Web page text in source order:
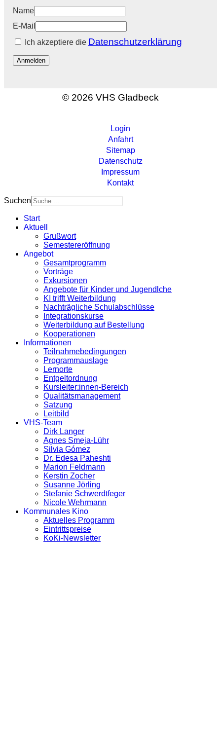
Name
E-Mail
Ich akzeptiere die Datenschutzerklärung
Anmelden
© 2026 VHS Gladbeck
Login
Anfahrt
Sitemap
Datenschutz
Impressum
Kontakt
Suchen
Start
Aktuell
Grußwort
Semestereröffnung
Angebot
Gesamtprogramm
Vorträge
Exkursionen
Angebote für Kinder und Jugendlche
KI trifft Weiterbildung
Nachträgliche Schulabschlüsse
Integrationskurse
Weiterbildung auf Bestellung
Kooperationen
Informationen
Teilnahmebedingungen
Programmauslage
Lernorte
Entgeltordnung
Kursleiter:innen-Bereich
Qualitätsmanagement
Satzung
Leitbild
VHS-Team
Dirk Langer
Agnes Smeja-Lühr
Silvia Gómez
Dr. Edesa Paheshti
Marion Feldmann
Kerstin Zocher
Susanne Jörling
Stefanie Schwerdtfeger
Nicole Wehrmann
Kommunales Kino
Aktuelles Programm
Eintrittspreise
KoKi-Newsletter